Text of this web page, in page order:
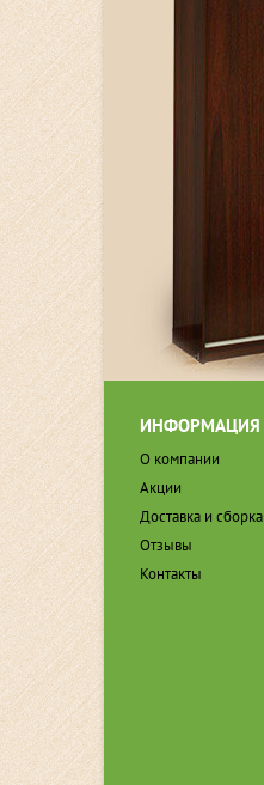
ИНФОРМАЦИЯ
О компании
Акции
Доставка и сборка
Отзывы
Контакты